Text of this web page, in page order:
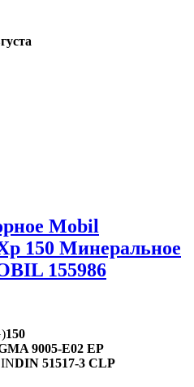
Mobil
150 Минеральное
155986
150
9005-E02 EP
DIN 51517-3 CLP